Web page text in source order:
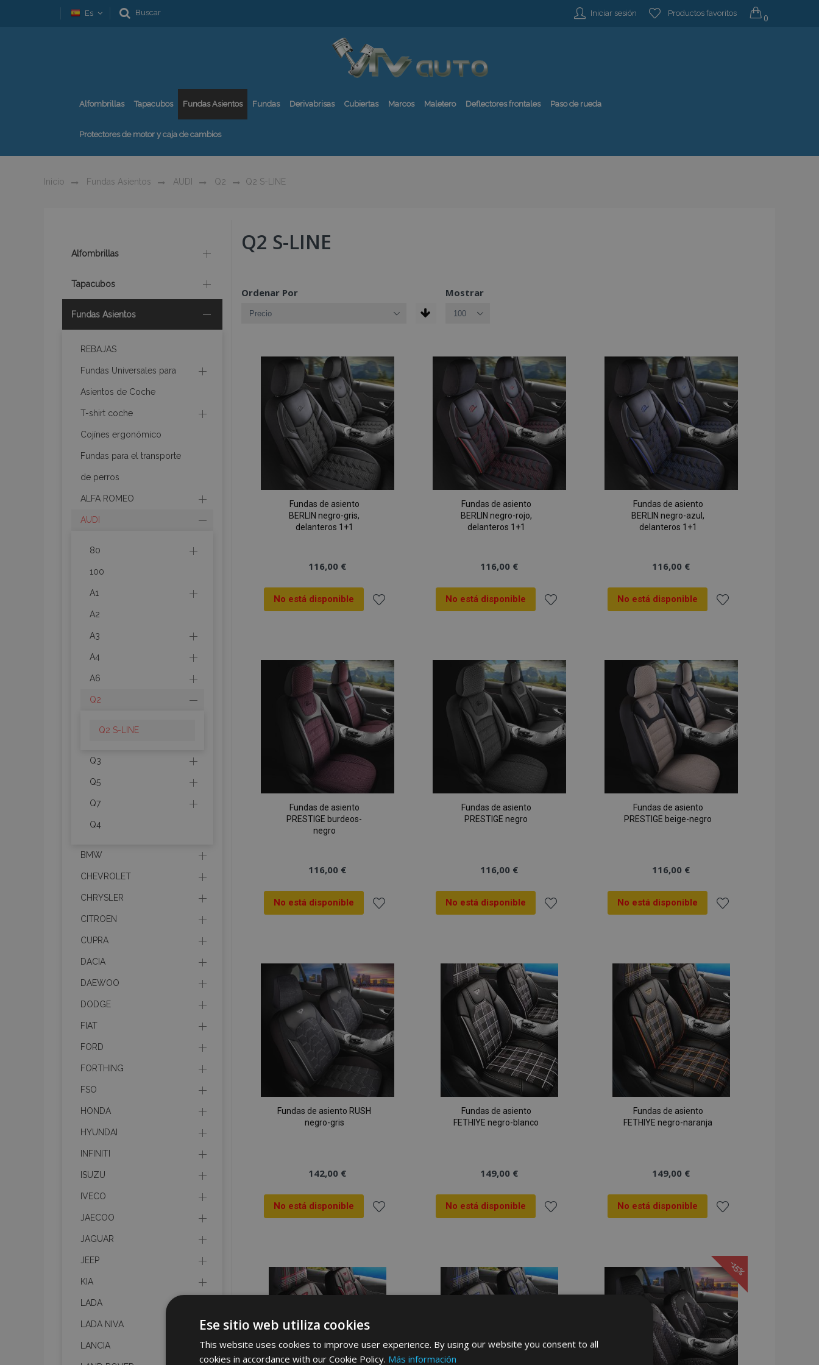
Es Buscar Iniciar sesión Productos favoritos 0
Alfombrillas Tapacubos Fundas Asientos Fundas Derivabrisas Cubiertas Marcos Maletero Deflectores frontales Paso de rueda
Protectores de motor y caja de cambios
Inicio Fundas Asientos AUDI Q2 Q2 S-LINE
Q2 S-LINE
Ordenar Por Mostrar
Fundas de asiento
BERLIN negro-gris,
delanteros 1+1
116,00 €
No está disponible
Lista
de
Deseos
Fundas de asiento
BERLIN negro-rojo,
delanteros 1+1
116,00 €
No está disponible
Lista
de
Deseos
Fundas de asiento
BERLIN negro-azul,
delanteros 1+1
116,00 €
No está disponible
Lista
de
Deseos
Fundas de asiento
PRESTIGE burdeos-
negro
116,00 €
No está disponible
Lista
de
Deseos
Fundas de asiento
PRESTIGE negro
116,00 €
No está disponible
Lista
de
Deseos
Fundas de asiento
PRESTIGE beige-negro
116,00 €
No está disponible
Lista
de
Deseos
Fundas de asiento RUSH
negro-gris
142,00 €
No está disponible
Lista
Deseos
Fundas de asiento
FETHIYE negro-blanco
149,00 €
No está disponible
Lista
Fundas de asiento
FETHIYE negro-naranja
149,00 €
No está disponible
a la
Lista
de
Deseos
-15%
Alfombrillas
Tapacubos
Fundas Asientos
REBAJAS
Fundas Universales para
Asientos de Coche
T-shirt coche
Cojínes ergonómico
Fundas para el transporte
de perros
ALFA ROMEO
AUDI
80
100
A1
A2
A3
A4
A6
Q2
Q2 S-LINE
Q3
Q5
Q7
Q4
BMW
CHEVROLET
CHRYSLER
CITROEN
CUPRA
DACIA
DAEWOO
DODGE
FIAT
FORD
FORTHING
FSO
HONDA
HYUNDAI
INFINITI
ISUZU
IVECO
JAECOO
JAGUAR
JEEP
KIA
LADA
LADA NIVA
LANCIA
Ese sitio web utiliza cookies
This website uses cookies to improve user experience. By using our website you consent to all
cookies in accordance with our Cookie Policy. Más información